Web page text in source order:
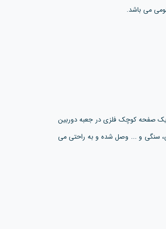
می باشد.
یک صفحه کوچک فلزی در جعبه دوربین
سنگی و ... وصل شده و به راحتی می